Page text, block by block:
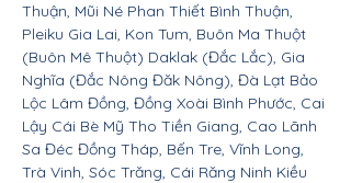
Thuận, Mũi Né Phan Thiết Bình Thuận,
Pleiku Gia Lai, Kon Tum, Buôn Ma Thuột
(Buôn Mê Thuột) Daklak (Đắc Lắc), Gia
Nghĩa (Đắc Nông Đăk Nông), Đà Lạt Bảo
Lộc Lâm Đồng, Đồng Xoài Bình Phước, Cai
Lậy Cái Bè Mỹ Tho Tiền Giang, Cao Lãnh
Sa Đéc Đồng Tháp, Bến Tre, Vĩnh Long,
Trà Vinh, Sóc Trăng, Cái Răng Ninh Kiều